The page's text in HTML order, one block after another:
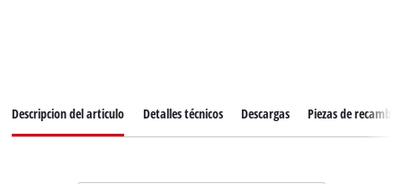
Descripcion del articulo Detalles técnicos Descargas Piezas de recambio